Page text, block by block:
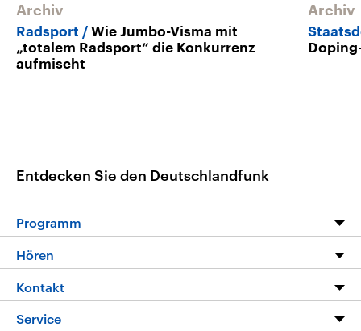
Archiv
Radsport
Wie Jumbo-Visma mit
„totalem Radsport“ die Konkurrenz
aufmischt
Archiv
Entdecken Sie den Deutschlandfunk
Programm
Die Nachrichten
Nachrichtenleicht
Hören
Livestream
Kontakt
Hörerservice
Service